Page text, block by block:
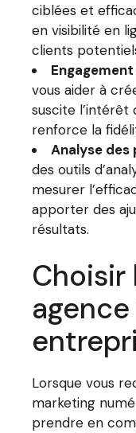
ciblées et
en visibilité en
clients
vous aider à
suscite
renforce la
Analyse des
des outils
mesurer
apporter des
résultats.
Choisir
Lorsque vous
marketing
prendre en